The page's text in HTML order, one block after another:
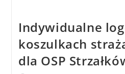
Indywidualne
koszulkach
dla OSP